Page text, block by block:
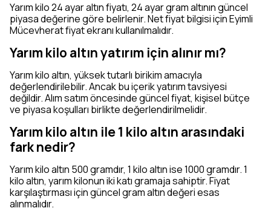
Yarım kilo 24 ayar altın fiyatı, 24 ayar gram altının güncel
piyasa değerine göre belirlenir. Net fiyat bilgisi için Eyimli
Mücevherat fiyat ekranı kullanılmalıdır.
Yarım kilo altın yatırım için alınır mı?
Yarım kilo altın, yüksek tutarlı birikim amacıyla
değerlendirilebilir. Ancak bu içerik yatırım tavsiyesi
değildir. Alım satım öncesinde güncel fiyat, kişisel bütçe
ve piyasa koşulları birlikte değerlendirilmelidir.
Yarım kilo altın ile 1 kilo altın arasındaki
fark nedir?
Yarım kilo altın 500 gramdır, 1 kilo altın ise 1000 gramdır. 1
kilo altın, yarım kilonun iki katı gramaja sahiptir. Fiyat
karşılaştırması için güncel gram altın değeri esas
alınmalıdır.